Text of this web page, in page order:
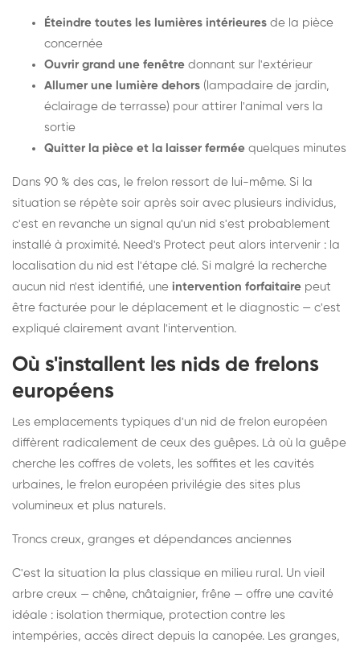
Éteindre toutes les lumières intérieures de la pièce
concernée
Ouvrir grand une fenêtre donnant sur l'extérieur
Allumer une lumière dehors (lampadaire de jardin,
éclairage de terrasse) pour attirer l'animal vers la
sortie
Quitter la pièce et la laisser fermée quelques minutes
Dans 90 % des cas, le frelon ressort de lui-même. Si la
situation se répète soir après soir avec plusieurs individus,
c'est en revanche un signal qu'un nid s'est probablement
installé à proximité. Need's Protect peut alors intervenir : la
localisation du nid est l'étape clé. Si malgré la recherche
aucun nid n'est identifié, une intervention forfaitaire peut
être facturée pour le déplacement et le diagnostic — c'est
expliqué clairement avant l'intervention.
Où s'installent les nids de frelons
européens
Les emplacements typiques d'un nid de frelon européen
diffèrent radicalement de ceux des guêpes. Là où la guêpe
cherche les coffres de volets, les soffites et les cavités
urbaines, le frelon européen privilégie des sites plus
volumineux et plus naturels.
Troncs creux, granges et dépendances anciennes
C'est la situation la plus classique en milieu rural. Un vieil
arbre creux — chêne, châtaignier, frêne — offre une cavité
idéale : isolation thermique, protection contre les
intempéries, accès direct depuis la canopée. Les granges,